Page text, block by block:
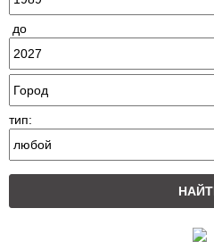
до
тип: